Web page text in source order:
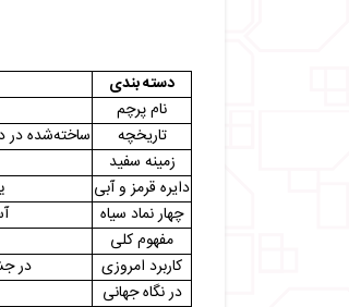
دسته بندی
نام پرچم
تاریخچه
ساخته‌شده در
زمینه سفید
دایره قرمز و آبی
چهار نماد سیاه
مفهوم کلی
کاربرد امروزی
در
در نگاه جهانی